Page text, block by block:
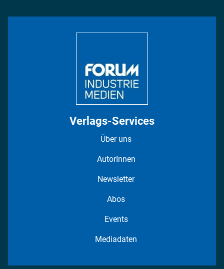
Verlags-Services
Über uns
AutorInnen
Newsletter
Abos
Events
Mediadaten